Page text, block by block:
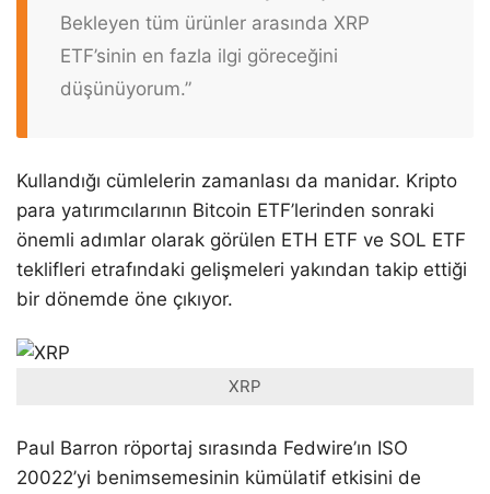
Bekleyen tüm ürünler arasında XRP
ETF’sinin en fazla ilgi göreceğini
düşünüyorum.”
Kullandığı cümlelerin zamanlası da manidar. Kripto
para yatırımcılarının Bitcoin ETF’lerinden sonraki
önemli adımlar olarak görülen ETH ETF ve SOL ETF
teklifleri etrafındaki gelişmeleri yakından takip ettiği
bir dönemde öne çıkıyor.
XRP
Paul Barron röportaj sırasında Fedwire’ın ISO
20022’yi benimsemesinin kümülatif etkisini de